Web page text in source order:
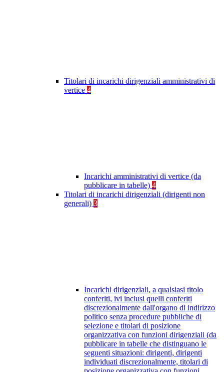
Titolari di incarichi dirigenziali amministrativi di
vertice 4
Incarichi amministrativi di vertice (da
pubblicare in tabelle) 4
Titolari di incarichi dirigenziali (dirigenti non
generali) 3
Incarichi dirigenziali, a qualsiasi titolo
conferiti, ivi inclusi quelli conferiti
discrezionalmente dall'organo di indirizzo
politico senza procedure pubbliche di
selezione e titolari di posizione
organizzativa con funzioni dirigenziali (da
pubblicare in tabelle che distinguano le
seguenti situazioni: dirigenti, dirigenti
individuati discrezionalmente, titolari di